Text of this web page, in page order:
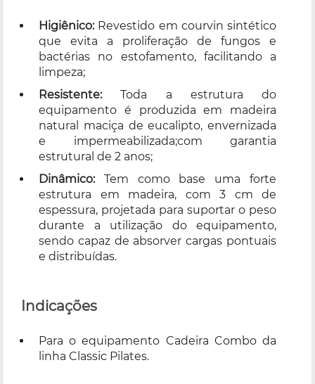
Higiênico:Revestido em courvin sintético
que evita a proliferação de fungos e
bactérias no estofamento, facilitando a
limpeza;
Resistente:
Toda a estrutura do
equipamento é produzida em madeira
natural maciça de eucalipto, envernizada
e impermeabilizada;com garantia
estrutural de 2 anos;
Dinâmico:Tem como base uma forte
estrutura em madeira, com 3 cm de
espessura, projetada para suportar o peso
durante a utilização do equipamento,
sendo capaz de absorver cargas pontuais
e distribuídas.
Indicações
Para o equipamento Cadeira Combo da
linha Classic Pilates.